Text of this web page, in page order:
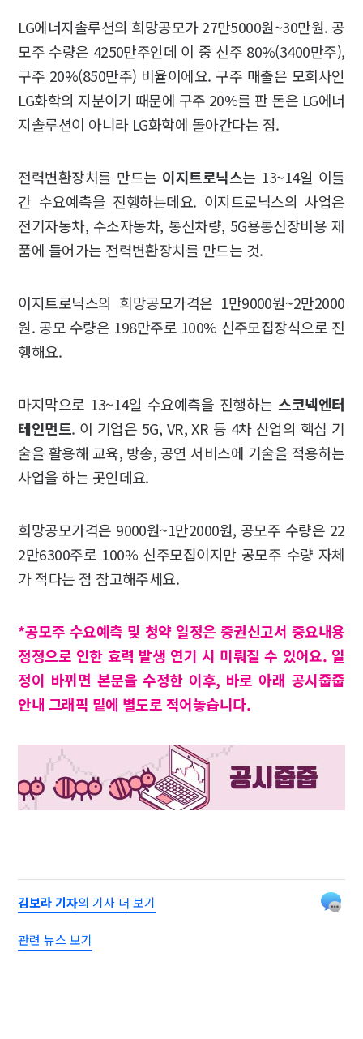
LG에너지솔루션의 희망공모가 27만5000원~30만원. 공
모주 수량은 4250만주인데 이 중 신주 80%(3400만주),
구주 20%(850만주) 비율이에요. 구주 매출은 모회사인
LG화학의 지분이기 때문에 구주 20%를 판 돈은 LG에너
지솔루션이 아니라 LG화학에 돌아간다는 점.
전력변환장치를 만드는 이지트로닉스는 13~14일 이틀
간 수요예측을 진행하는데요. 이지트로닉스의 사업은
전기자동차, 수소자동차, 통신차량, 5G용통신장비용 제
품에 들어가는 전력변환장치를 만드는 것.
이지트로닉스의 희망공모가격은 1만9000원~2만2000
원. 공모 수량은 198만주로 100% 신주모집장식으로 진
행해요.
마지막으로 13~14일 수요예측을 진행하는 스코넥엔터
테인먼트. 이 기업은 5G, VR, XR 등 4차 산업의 핵심 기
술을 활용해 교육, 방송, 공연 서비스에 기술을 적용하는
사업을 하는 곳인데요.
희망공모가격은 9000원~1만2000원, 공모주 수량은 22
2만6300주로 100% 신주모집이지만 공모주 수량 자체
가 적다는 점 참고해주세요.
*공모주 수요예측 및 청약 일정은 증권신고서 중요내용
정정으로 인한 효력 발생 연기 시 미뤄질 수 있어요. 일
정이 바뀌면 본문을 수정한 이후, 바로 아래 공시줍줍
안내 그래픽 밑에 별도로 적어놓습니다.
김보라 기자의 기사 더 보기
관련 뉴스 보기